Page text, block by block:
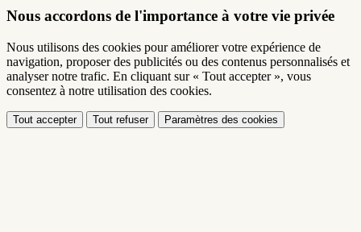
Nous accordons de l'importance à votre vie privée
Nous utilisons des cookies pour améliorer votre expérience de
navigation, proposer des publicités ou des contenus personnalisés et
analyser notre trafic. En cliquant sur « Tout accepter », vous
consentez à notre utilisation des cookies.
Tout accepter Tout refuser Paramètres des cookies